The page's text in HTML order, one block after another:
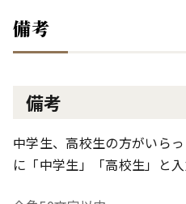
備考
備考
中学生、高校生の方がいら
に「中学生」「高校生」と入